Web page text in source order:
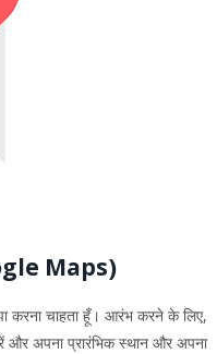
Maps)
करना चाहता हूँ। आरंभ करने के लिए,
और अपना प्रारंभिक स्थान और अपना